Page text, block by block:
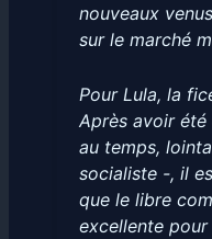
nouveaux
sur le marché
Pour Lula, la
Après avoir été
au temps,
socialiste -, il
que le libre
excellente